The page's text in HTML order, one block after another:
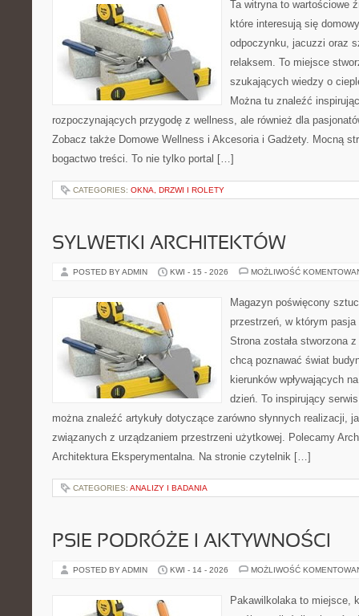
Ta witryna to wartościowe
które interesują się
odpoczynku, jacuzzi oraz
relaksem. To miejsce
szukających wiedzy o
Można tu znaleźć
rozpoczynających przygodę z wellness, ale również dla
Zobacz także Domowe Wellness i Akcesoria i Gadżety. Mocną
bogactwo treści. To nie tylko portal […]
CATEGORIES: OKNA, DRZWI I ROLETY
SYLWETKI ARCHITEKTÓW
POSTED BY ADMIN KWI - 15 - 2026 MOŻLIWOŚĆ
Magazyn poświęcony
przestrzeń, w którym
Strona została stworzona
chcą poznawać świat
kierunków wpływających
dzień. To inspirujący
można znaleźć artykuły dotyczące zarówno słynnych realizacji,
związanych z urządzaniem przestrzeni użytkowej. Polecamy
Architektura Eksperymentalna. Na stronie czytelnik […]
CATEGORIES: ANALIZY I BADANIA
PSIE PODRÓŻE I AKTYWNOŚCI
POSTED BY ADMIN KWI - 14 - 2026 MOŻLIWOŚĆ
Pakawilkolaka to miejsce,